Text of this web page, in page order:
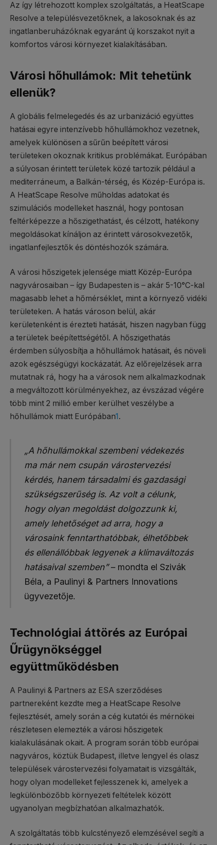
Az így létrehozott komplex szolgáltatás, a HeatScape
Resolve a településvezetőknek, a lakosoknak és az
ingatlanberuházóknak egyaránt új korszakot nyit a
komfortos városi környezet kialakításában.
Városi hőhullámok: Mit tehetünk
ellenük?
A globális felmelegedés és az urbanizáció együttes
hatásai egyre intenzívebb hőhullámokhoz vezetnek,
amelyek különösen a sűrűn beépített városi
területeken okoznak kritikus problémákat. Európában
a súlyosan érintett területek közé tartozik például a
mediterráneum, a Balkán-térség, és Közép-Európa is.
A HeatScape Resolve műholdas adatokat és
szimulációs modelleket használ, hogy pontosan
feltérképezze a hőszigethatást, és célzott, hatékony
megoldásokat kínáljon az érintett városokvezetők,
ingatlanfejlesztők és döntéshozók számára.
A városi hőszigetek jelensége miatt Közép-Európa
nagyvárosaiban – így Budapesten is – akár 5-10°C-kal
magasabb lehet a hőmérséklet, mint a környező vidéki
területeken. A hatás városon belül, akár
kerületenként is érezteti hatását, hiszen nagyban függ
a területek beépítettségétől. A hőszigethatás
érdemben súlyosbítja a hőhullámok hatásait, és növeli
azok egészségügyi kockázatát. Az előrejelzések arra
mutatnak rá, hogy ha a városok nem alkalmazkodnak
a megváltozott körülményekhez, az évszázad végére
több mint 2 millió ember kerülhet veszélybe a
hőhullámok miatt Európában1.
„A hőhullámokkal szembeni védekezés
ma már nem csupán várostervezési
kérdés, hanem társadalmi és gazdasági
szükségszerűség is. Az volt a célunk,
hogy olyan megoldást dolgozzunk ki,
amely lehetőséget ad arra, hogy a
városaink fenntarthatóbbak, élhetőbbek
és ellenállóbbak legyenek a klímaváltozás
hatásaival szemben”– mondta el Szivák
Béla, a Paulinyi & Partners Innovations
ügyvezetője.
Technológiai áttörés az Európai
Űrügynökséggel
együttműködésben
A Paulinyi & Partners az ESA szerződéses
partnereként kezdte meg a HeatScape Resolve
fejlesztését, amely során a cég kutatói és mérnökei
részletesen elemezték a városi hőszigetek
kialakulásának okait. A program során több európai
nagyváros, köztük Budapest, illetve lengyel és olasz
települések várostervezési folyamatait is vizsgálták,
hogy olyan modelleket fejlesszenek ki, amelyek a
legkülönbözőbb környezeti feltételek között
ugyanolyan megbízhatóan alkalmazhatók.
A szolgáltatás több kulcstényező elemzésével segíti a